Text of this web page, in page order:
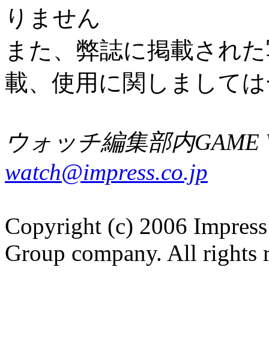
りません
また、弊誌に掲載され
載、使用に関しまして
ウォッチ編集部内GAME
watch@impress.co.jp
Copyright (c) 2006
Group company. All rights